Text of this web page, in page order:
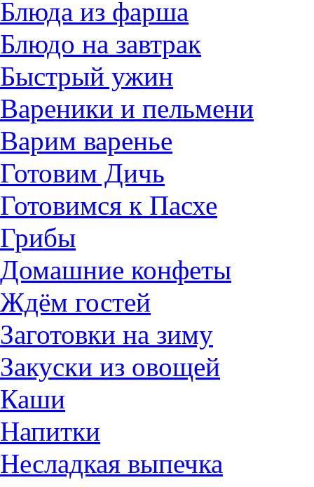
Блюда из фарша
Блюдо на завтрак
Быстрый ужин
Вареники и пельмени
Варим варенье
Готовим Дичь
Готовимся к Пасхе
Грибы
Домашние конфеты
Ждём гостей
Заготовки на зиму
Закуски из овощей
Каши
Напитки
Несладкая выпечка